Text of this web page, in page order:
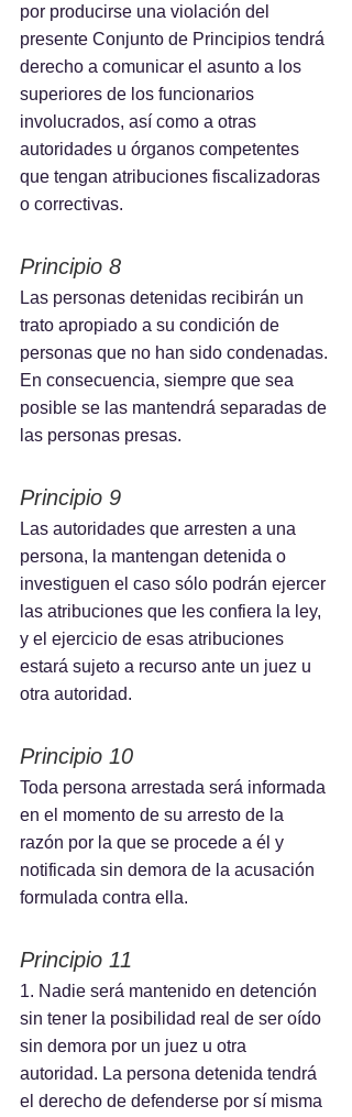
por producirse una violación del
presente Conjunto de Principios tendrá
derecho a comunicar el asunto a los
superiores de los funcionarios
involucrados, así como a otras
autoridades u órganos competentes
que tengan atribuciones fiscalizadoras
o correctivas.
Principio 8
Las personas detenidas recibirán un
trato apropiado a su condición de
personas que no han sido condenadas.
En consecuencia, siempre que sea
posible se las mantendrá separadas de
las personas presas.
Principio 9
Las autoridades que arresten a una
persona, la mantengan detenida o
investiguen el caso sólo podrán ejercer
las atribuciones que les confiera la ley,
y el ejercicio de esas atribuciones
estará sujeto a recurso ante un juez u
otra autoridad.
Principio 10
Toda persona arrestada será informada
en el momento de su arresto de la
razón por la que se procede a él y
notificada sin demora de la acusación
formulada contra ella.
Principio 11
1. Nadie será mantenido en detención
sin tener la posibilidad real de ser oído
sin demora por un juez u otra
autoridad. La persona detenida tendrá
el derecho de defenderse por sí misma